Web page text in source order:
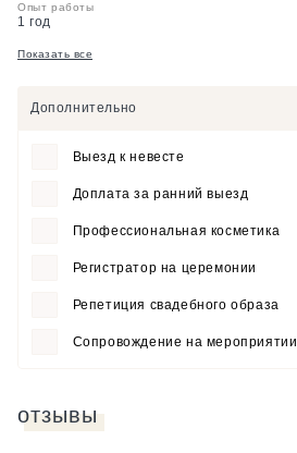
Опыт работы
1 год
Показать все
Дополнительно
Выезд к невесте
Доплата за ранний выезд
Профессиональная косметика
Регистратор на церемонии
Репетиция свадебного образа
Сопровождение на мероприятии
отзывы